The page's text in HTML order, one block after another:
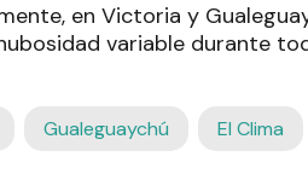
en Victoria y
variable durante
Gualeguaychú El Clima